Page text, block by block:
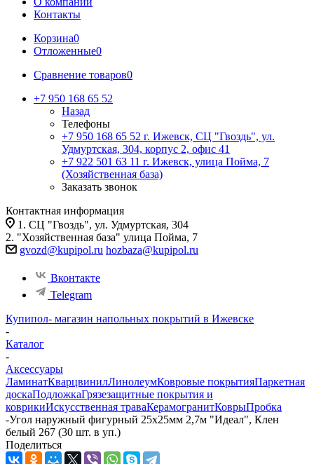
Контакты
Корзина0
Отложенные0
Сравнение товаров0
+7 950 168 65 52
Назад
Телефоны
+7 950 168 65 52 г. Ижевск, СЦ "Гвоздь", ул.
Удмуртская, 304, корпус 2, офис 41
+7 922 501 63 11 г. Ижевск, улица Пойма, 7
(Хозяйственная база)
Заказать звонок
Контактная информация
1. СЦ "Гвоздь", ул. Удмуртская, 304
2. "Хозяйственная база" улица Пойма, 7
gvozd@kupipol.ru hozbaza@kupipol.ru
Вконтакте
Telegram
Купипол- магазин напольных покрытий в Ижевске
-
Каталог
-
Аксессуары
ЛаминатКварцвинилЛинолеумКовровые покрытияПаркетная
доскаПодложкаГрязезащитные покрытия и
коврикиИскусственная траваКерамогранитКоврыПробка
-Угол наружный фигурный 25х25мм 2,7м "Идеал", Клен
белый 267 (30 шт. в уп.)
Поделиться